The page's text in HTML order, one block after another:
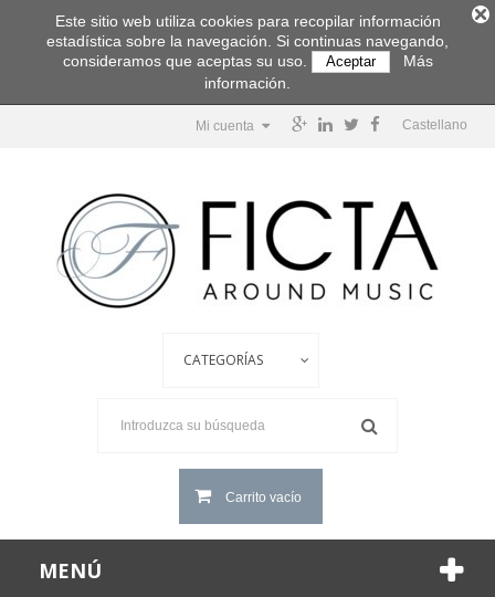
Castellano
Mi cuenta
Carrito vacío
MENÚ
Este sitio web utiliza cookies para recopilar información
estadística sobre la navegación. Si continuas navegando,
consideramos que aceptas su uso.
Aceptar
Más
información.